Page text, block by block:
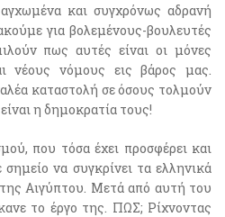
και συγχρόνως αδρανή
για βολεμένους-βουλευτές
πως αυτές είναι οι μόνες
νέους νόμους εις βάρος μας.
καταστολή σε όσους τολμούν
η δημοκρατία τους!
που τόσα έχει προσφέρει και
να συγκρίνει τα ελληνικά
Αιγύπτου. Μετά από αυτή του
το έργο της. ΠΩΣ; Ρίχνοντας